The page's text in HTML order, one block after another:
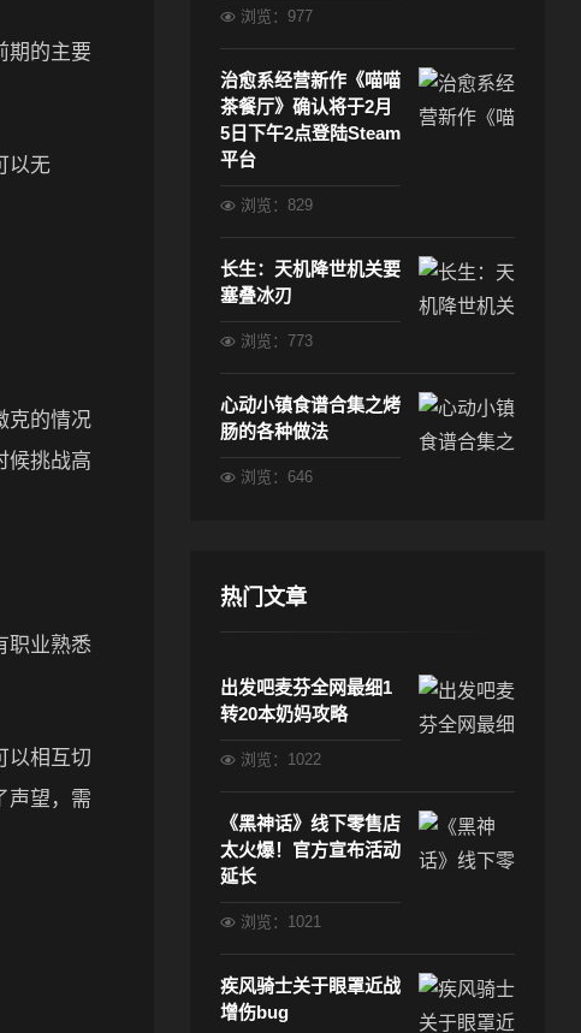
期的主要
以无
克的情况
候挑战高
职业熟悉
以相互切
声望，需
浏览：977
治愈系经营新作《喵喵
茶餐厅》确认将于2月
5日下午2点登陆Steam
平台
浏览：829
长生：天机降世机关要
塞叠冰刃
浏览：773
心动小镇食谱合集之烤
肠的各种做法
浏览：646
热门文章
出发吧麦芬全网最细1
转20本奶妈攻略
浏览：1022
《黑神话》线下零售店
太火爆！官方宣布活动
延长
浏览：1021
疾风骑士关于眼罩近战
增伤bug